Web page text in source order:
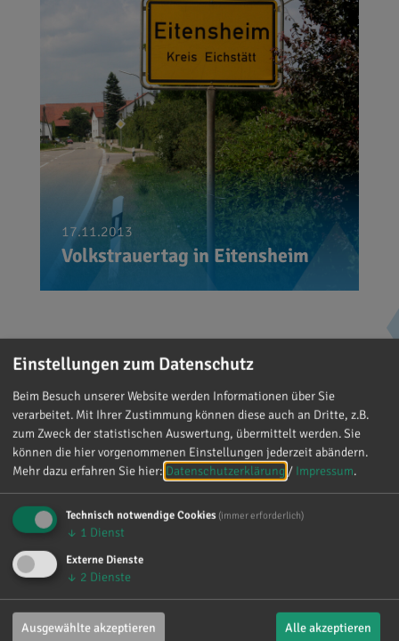
17.11.2013
Volkstrauertag in Eitensheim
‹ 1 2 ... 6
10
11 12 ... 17 18 ›
Ihre Ansprechpartner in
Eitensheim
CSU-Fraktion im Gemeinderat
Manfred Diepold (1. Bürgermeister)
Einstellungen zum Datenschutz
Beim Besuch unserer Website werden Informationen über Sie
verarbeitet. Mit Ihrer Zustimmung können diese auch an Dritte, z.B.
zum Zweck der statistischen Auswertung, übermittelt werden. Sie
können die hier vorgenommenen Einstellungen jederzeit abändern.
Mehr dazu erfahren Sie hier: Datenschutzerklärung / Impressum.
Technisch notwendige Cookies (immer erforderlich)
↓ 1 Dienst
Externe Dienste
↓ 2 Dienste
Ausgewählte akzeptieren Alle akzeptieren